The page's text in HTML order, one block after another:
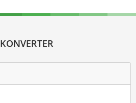
KONVERTER